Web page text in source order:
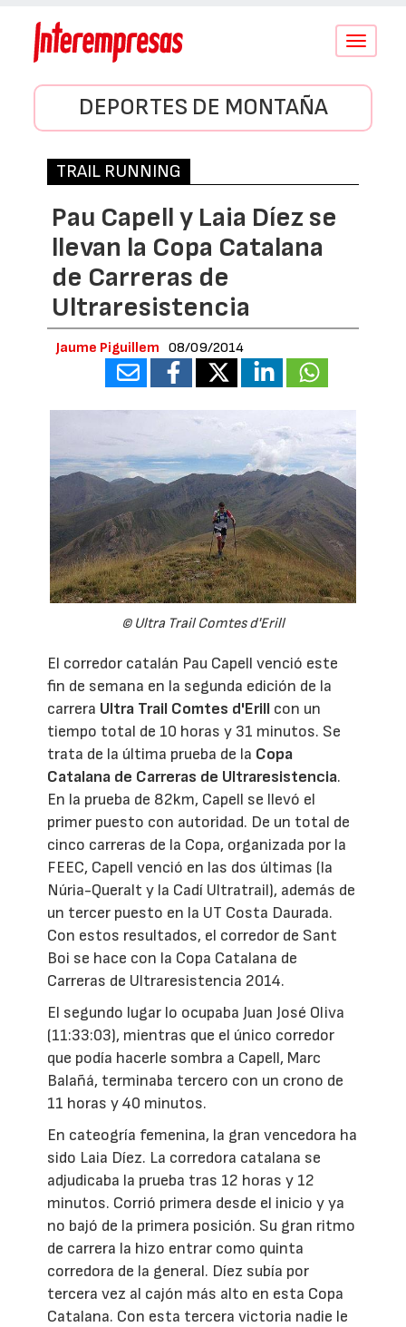
Conmutar
DEPORTES DE MONTAÑA
TRAIL RUNNING
Pau Capell y Laia Díez se
llevan la Copa Catalana
de Carreras de
Ultraresistencia
Jaume Piguillem 08/09/2014
© Ultra Trail Comtes d'Erill
El corredor catalán Pau Capell venció este
fin de semana en la segunda edición de la
carrera Ultra Trail Comtes d'Erill con un
tiempo total de 10 horas y 31 minutos. Se
trata de la última prueba de la Copa
Catalana de Carreras de Ultraresistencia.
En la prueba de 82km, Capell se llevó el
primer puesto con autoridad. De un total de
cinco carreras de la Copa, organizada por la
FEEC, Capell venció en las dos últimas (la
Núria-Queralt y la Cadí Ultratrail), además de
un tercer puesto en la UT Costa Daurada.
Con estos resultados, el corredor de Sant
Boi se hace con la Copa Catalana de
Carreras de Ultraresistencia 2014.
El segundo lugar lo ocupaba Juan José Oliva
(11:33:03), mientras que el único corredor
que podía hacerle sombra a Capell, Marc
Balañá, terminaba tercero con un crono de
11 horas y 40 minutos.
En cateogría femenina, la gran vencedora ha
sido Laia Díez. La corredora catalana se
adjudicaba la prueba tras 12 horas y 12
minutos. Corrió primera desde el inicio y ya
no bajó de la primera posición. Su gran ritmo
de carrera la hizo entrar como quinta
corredora de la general. Díez subía por
tercera vez al cajón más alto en esta Copa
Catalana. Con esta tercera victoria nadie le